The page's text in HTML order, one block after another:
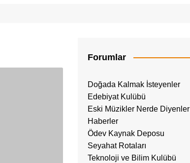
Forumlar
Doğada Kalmak İsteyenler
Edebiyat Kulübü
Eski Müzikler Nerde Diyenler
Haberler
Ödev Kaynak Deposu
Seyahat Rotaları
Teknoloji ve Bilim Kulübü